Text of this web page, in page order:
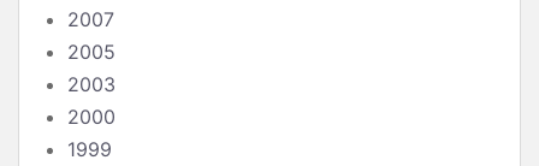
2007
2005
2003
2000
1999